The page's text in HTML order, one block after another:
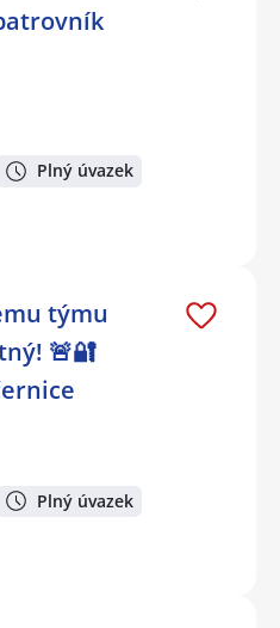
Plný úvazek
týmu
🚨🔐
Plný úvazek